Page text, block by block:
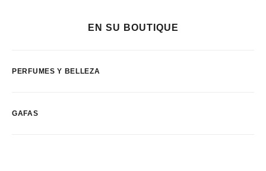
EN SU BOUTIQUE
PERFUMES Y BELLEZA
GAFAS